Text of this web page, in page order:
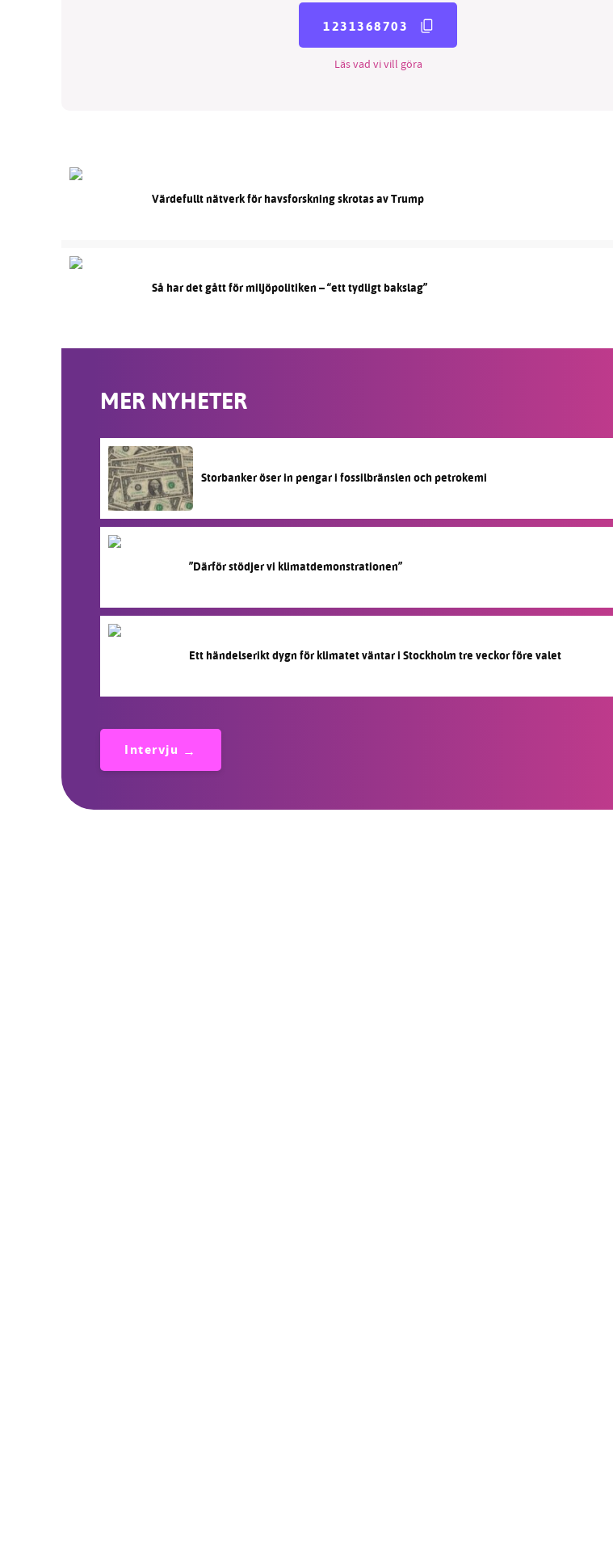
1231368703
Läs vad vi vill göra
Värdefullt nätverk för havsforskning skrotas av Trump
Så har det gått för miljöpolitiken – “ett tydligt bakslag”
MER NYHETER
Storbanker öser in pengar i fossilbränslen och petrokemi
”Därför stödjer vi klimatdemonstrationen”
Ett händelserikt dygn för klimatet väntar i Stockholm tre veckor före valet
Intervju